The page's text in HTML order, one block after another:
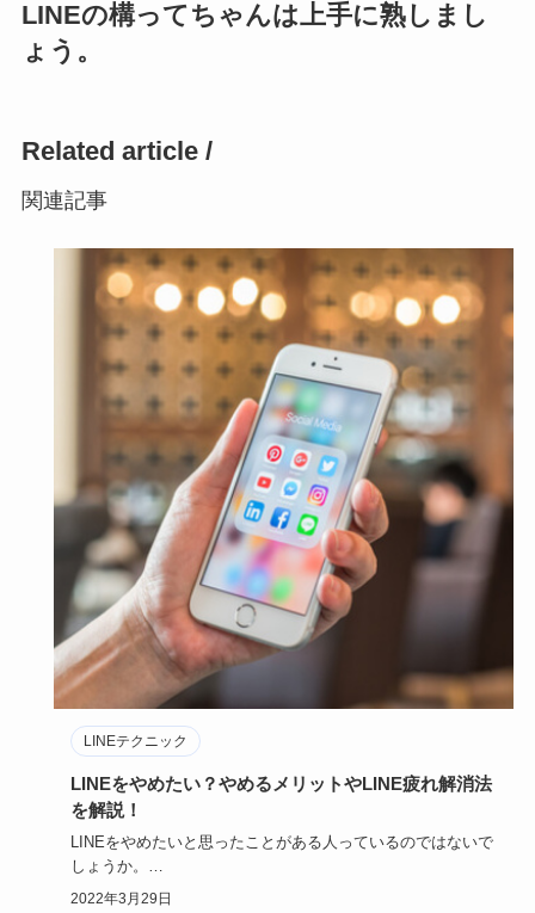
LINEの構ってちゃんは上手に熟しまし
ょう。
Related article /
関連記事
LINEテクニック
LINEをやめたい？やめるメリットやLINE疲れ解消法
を解説！
LINEをやめたいと思ったことがある人っているのではないで
しょうか。
LINEは便利だけど、時に心を不便にするアイテムだ…
2022年3月29日